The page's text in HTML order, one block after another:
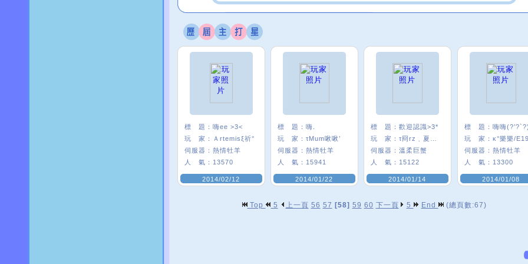
標 題： 嗨ee >3<
玩 家：
Ａrtemisξ祈°
伺服器： 熱情牡羊
人 氣： 13570
2014/02/12
標 題： 嗨.
玩 家： τMum啾啾’
伺服器： 熱情牡羊
人 氣： 15941
2014/01/22
標 題： 歡迎認識>3*
玩 家：
伺服器： 溫柔巨蟹
人 氣： 15122
2014/01/14
標 題： 嗨嗨
玩 家： κ°樂樂/
伺服器： 熱情牡羊
人 氣： 13300
2014/01/08
Top 5 上一頁 56 57 [58] 59 60 下一頁 5 End (總頁數:67)